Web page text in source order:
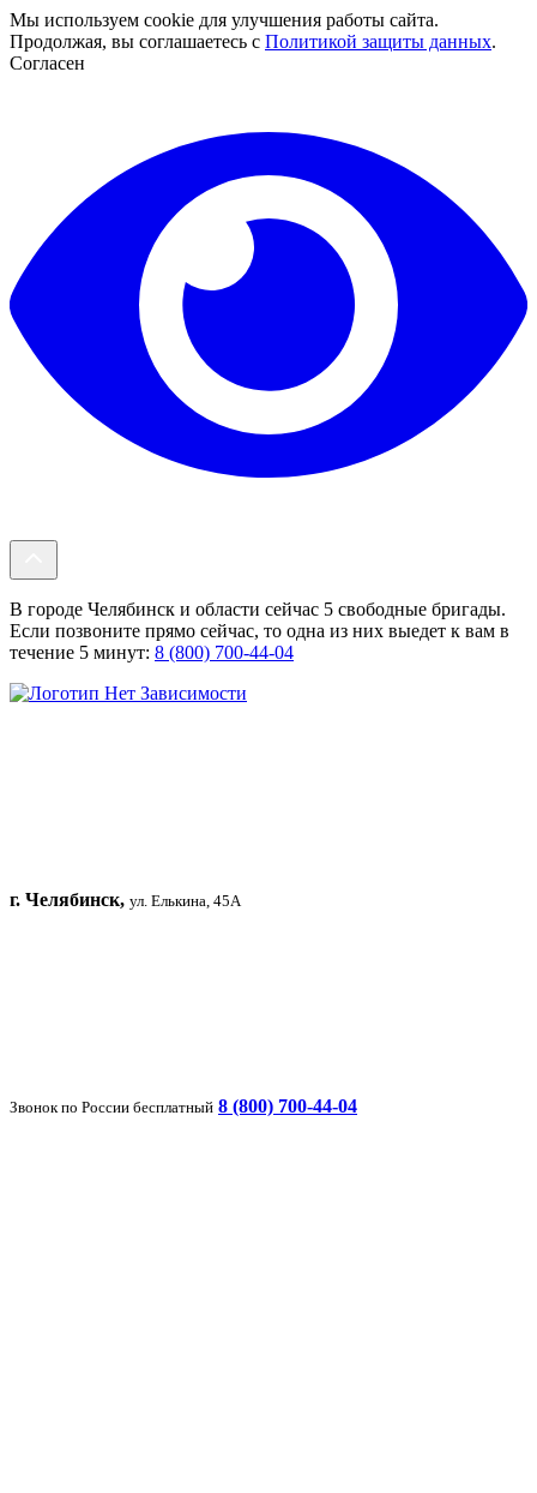
Мы используем cookie для улучшения работы сайта.
Продолжая, вы соглашаетесь с Политикой защиты данных.
Согласен
В городе Челябинск и области сейчас 5 свободные бригады.
Если позвоните прямо сейчас, то одна из них выедет к вам в
течение 5 минут: 8 (800) 700-44-04
г. Челябинск, ул. Елькина, 45А
Звонок по России бесплатный 8 (800) 700-44-04